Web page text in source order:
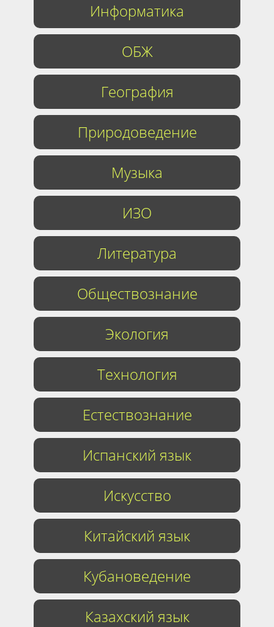
Информатика
ОБЖ
География
Природоведение
Музыка
ИЗО
Литература
Обществознание
Экология
Технология
Естествознание
Испанский язык
Искусство
Китайский язык
Кубановедение
Казахский язык